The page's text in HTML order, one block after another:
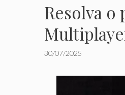
Resolva o
30/07/2025